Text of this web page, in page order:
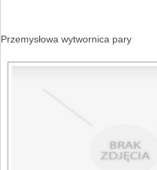
Przemysłowa wytwornica pary